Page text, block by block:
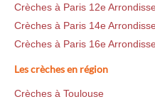
Crèches à Paris 12e
Crèches à Paris 14e
Crèches à Paris 16e
Les crèches en région
Crèches à Toulouse